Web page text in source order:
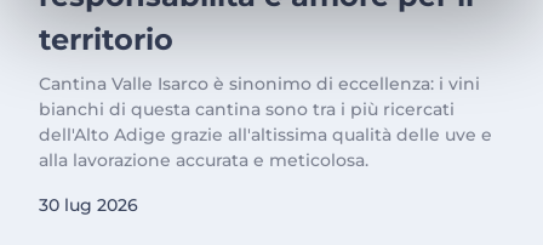
territorio
Cantina Valle Isarco è sinonimo di eccellenza: i vini
bianchi di questa cantina sono tra i più ricercati
dell'Alto Adige grazie all'altissima qualità delle uve e
alla lavorazione accurata e meticolosa.
30 lug 2026